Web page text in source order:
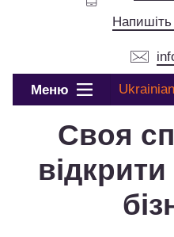
Меню Ukrainian
Своя